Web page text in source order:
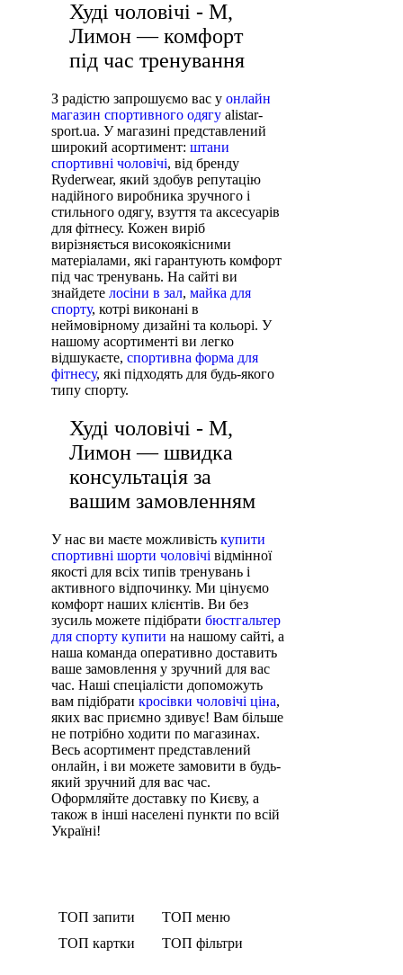
Худі чоловічі - M,
Лимон — комфорт
під час тренування
З радістю запрошуємо вас уонлайн
магазин спортивного одягу alistar-
sport.ua. У магазині представлений
широкий асортимент:штани
спортивні чоловічі, від бренду
Ryderwear, який здобув репутацію
надійного виробника зручного і
стильного одягу, взуття та аксесуарів
для фітнесу. Кожен виріб
вирізняється високоякісними
матеріалами, які гарантують комфорт
під час тренувань. На сайті ви
знайдетелосіни в зал,майка для
спорту, котрі виконані в
неймовірному дизайні та кольорі. У
нашому асортименті ви легко
відшукаєте,спортивна форма для
фітнесу, які підходять для будь-якого
типу спорту.
Худі чоловічі - M,
Лимон — швидка
консультація за
вашим замовленням
У нас ви маєте можливістькупити
спортивні шорти чоловічі відмінної
якості для всіх типів тренувань і
активного відпочинку. Ми цінуємо
комфорт наших клієнтів. Ви без
зусиль можете підібратибюстгальтер
для спорту купити на нашому сайті, а
наша команда оперативно доставить
ваше замовлення у зручний для вас
час. Наші спеціалісти допоможуть
вам підібратикросівки чоловічі ціна,
яких вас приємно здивує! Вам більше
не потрібно ходити по магазинах.
Весь асортимент представлений
онлайн, і ви можете замовити в будь-
який зручний для вас час.
Оформляйте доставку по Києву, а
також в інші населені пункти по всій
Україні!
ТОП запити
ТОП меню
ТОП картки
ТОП фільтри